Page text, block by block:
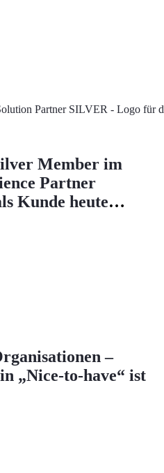
Member im
Partner
Kunde heute
–
„Nice-to-have“ ist